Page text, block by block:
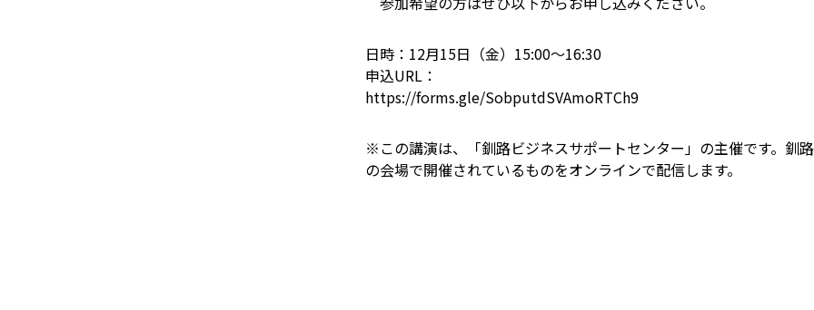
日時：12月15日（金）15:00～16:30
申込URL：
https://forms.gle/SobputdSVAmoRTCh9
※この講演は、「釧路ビジネスサポートセンター」の主催です。釧
の会場で開催されているものをオンラインで配信します。